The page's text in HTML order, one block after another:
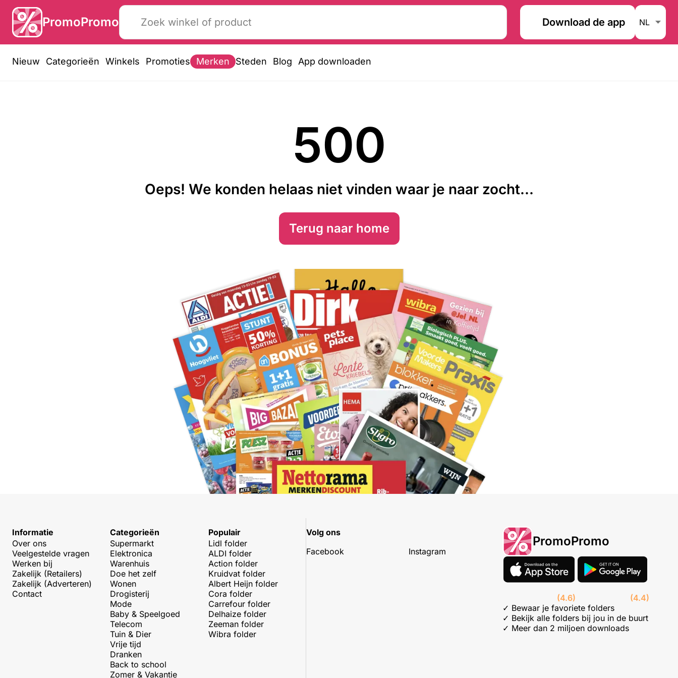
PromoPromo Download de app
Nieuw Categorieën Winkels Promoties Merken Steden Blog App downloaden
500
Oeps! We konden helaas niet vinden waar je naar zocht...
Terug naar home
Informatie
Over ons
Veelgestelde vragen
Werken bij
Zakelijk (Retailers)
Zakelijk (Adverteren)
Contact
Categorieën
Supermarkt
Elektronica
Warenhuis
Doe het zelf
Wonen
Drogisterij
Mode
Baby & Speelgoed
Telecom
Tuin & Dier
Vrije tijd
Dranken
Back to school
Zomer & Vakantie
Populair
Lidl folder
ALDI folder
Action folder
Kruidvat folder
Albert Heijn folder
Cora folder
Carrefour folder
Delhaize folder
Zeeman folder
Wibra folder
Volg ons
Facebook
Instagram
PromoPromo
(4.6)
(4.4)
✓ Bewaar je favoriete folders
✓ Bekijk alle folders bij jou in de buurt
✓ Meer dan 2 miljoen downloads